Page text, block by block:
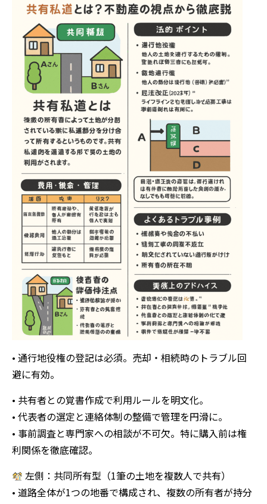
• 通行地役権の登記は必須。売却・相続時のトラブル回
避に有効。
• 共有者との覚書作成で利用ルールを明文化。
• 代表者の選定と連絡体制の整備で管理を円滑に。
• 事前調査と専門家への相談が不可欠。特に購入前は権
利関係を徹底確認。
左側：共同所有型（1筆の土地を複数人で共有）
• 道路全体が1つの地番で構成され、複数の所有者が持分